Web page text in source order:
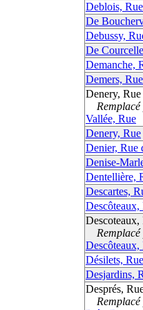
Deblois, Rue
De
Debussy,
De
Demanche,
Demers, Rue
Denery, Rue
Remplacé
Vallée, Rue
Denery, Rue
Denier, Rue
Denise-
Dentellière,
Descartes,
Descôteaux,
Descoteaux,
Remplacé
Descôteaux,
Désilets, Rue
Desjardins,
Després,
Remplacé